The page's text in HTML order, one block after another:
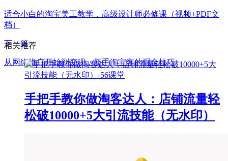
适合小白的淘宝美工教学，高级设计师必修课（视频+PDF文
档）
下一篇
从网络推广开始到变现，新手淘宝客的掘金技巧
相关推荐
手把手教你做淘客达人：店铺流量轻
松破10000+5大引流技能（无水印）